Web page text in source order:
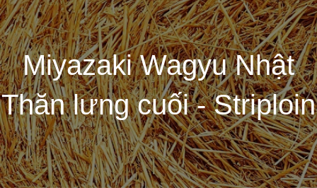
Miyazaki Wagyu Nhật
Thăn lưng cuối - Striploin